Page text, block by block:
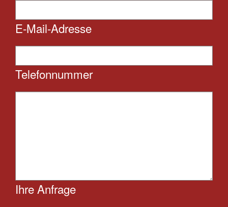
E-Mail-Adresse
Telefonnummer
Ihre Anfrage